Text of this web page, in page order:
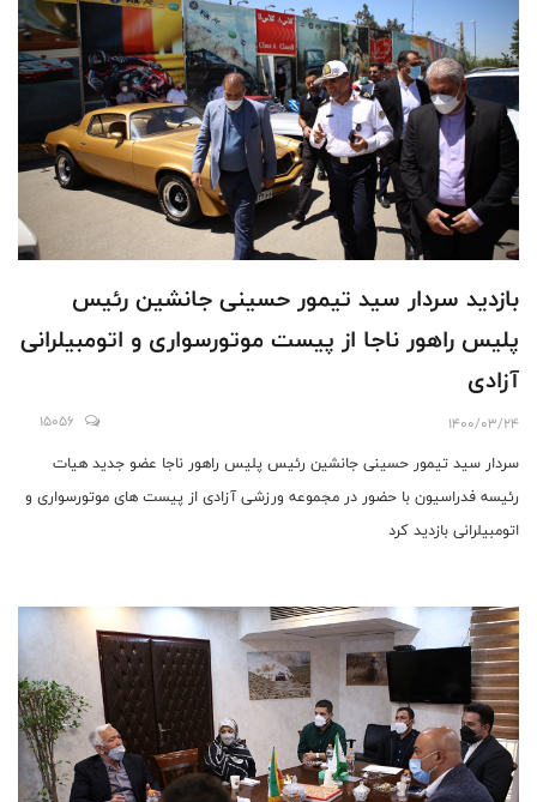
بازدید سردار سید تیمور حسینی جانشین رئیس
پلیس راهور ناجا از پیست موتورسواری و اتومبیلرانی
آزادی
1400/03/24
15056
سردار سید تیمور حسینی جانشین رئیس پلیس راهور ناجا عضو جدید هیات
رئیسه فدراسیون با حضور در مجموعه ورزشی آزادی از پیست های موتورسواری و
اتومبیلرانی بازدید کرد